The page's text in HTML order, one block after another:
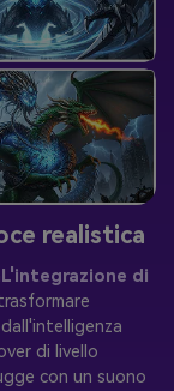
realistica
L'integrazione di
di livello
con un suono